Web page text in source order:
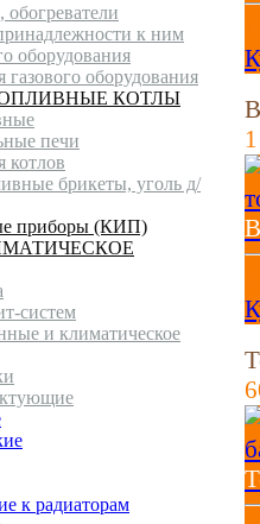
к ним
оборудования
оборудования
КОТЛЫ
печи
котлов
брикеты, уголь д/
приборы (КИП)
систем
и климатическое
к радиаторам